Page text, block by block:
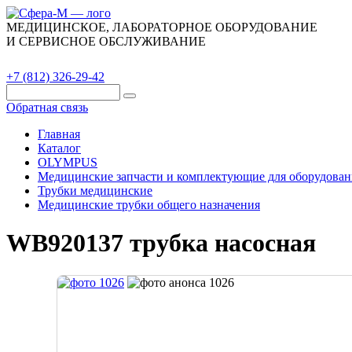
МЕДИЦИНСКОЕ, ЛАБОРАТОРНОЕ ОБОРУДОВАНИЕ
И СЕРВИСНОЕ ОБСЛУЖИВАНИЕ
+7 (812) 326-29-42
Обратная связь
Главная
Каталог
OLYMPUS
Медицинские запчасти и комплектующие для
Трубки медицинские
Медицинские трубки общего назначения
WB920137 трубка насосная